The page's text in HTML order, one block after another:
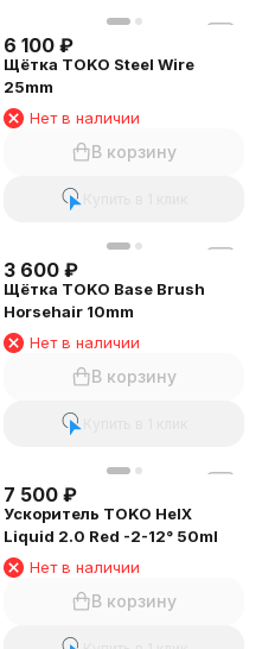
6 100 ₽
Щётка TOKO Steel Wire
25mm
Нет в наличии
В корзину
3 600 ₽
Щётка TOKO Base Brush
Horsehair 10mm
Нет в наличии
В корзину
7 500 ₽
Ускоритель TOKO HelX
Liquid 2.0 Red -2-12° 50ml
Нет в наличии
В корзину